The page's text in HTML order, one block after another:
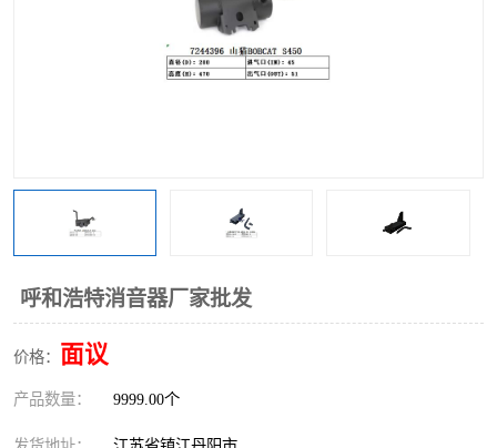
呼和浩特消音器厂家批发
价格： 面议
产品数量： 9999.00个